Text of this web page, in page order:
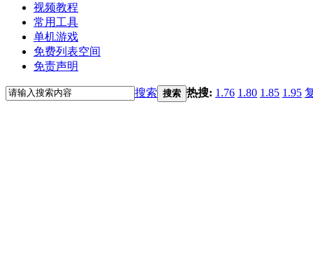
视频教程
常用工具
单机游戏
免费列表空间
免责声明
搜索 搜索 热搜: 1.76 1.80 1.85 1.95